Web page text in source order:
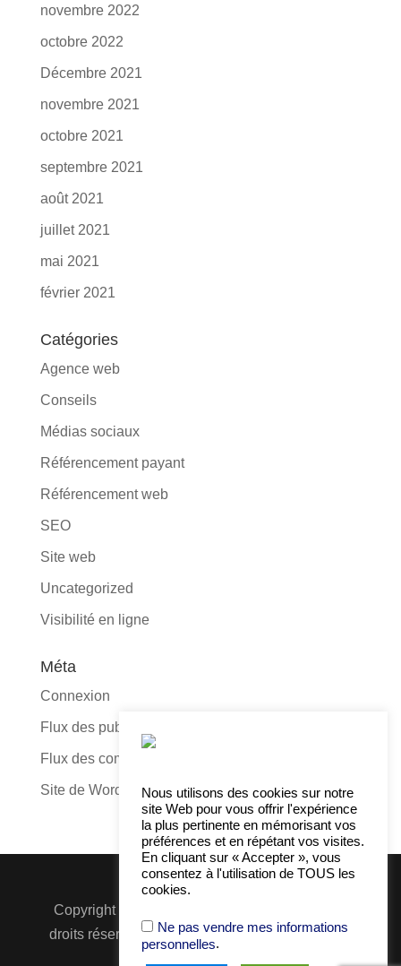
novembre 2022
octobre 2022
Décembre 2021
novembre 2021
octobre 2021
septembre 2021
août 2021
juillet 2021
mai 2021
février 2021
Catégories
Agence web
Conseils
Médias sociaux
Référencement payant
Référencement web
SEO
Site web
Uncategorized
Visibilité en ligne
Méta
Connexion
Flux des publications
Flux des commentaires
Site de WordPress-FR
Copyright © 2016-2021 -
droits réservés |À propos|Contact|Politique
Nous utilisons des cookies sur notre
site Web pour vous offrir l'expérience
la plus pertinente en mémorisant vos
préférences et en répétant vos visites.
En cliquant sur « Accepter », vous
consentez à l'utilisation de TOUS les
cookies.
Ne pas vendre mes informations
personnelles.